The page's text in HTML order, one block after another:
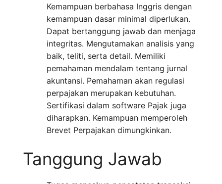
Kemampuan berbahasa Inggris dengan
kemampuan dasar minimal diperlukan.
Dapat bertanggung jawab dan menjaga
integritas. Mengutamakan analisis yang
baik, teliti, serta detail. Memiliki
pemahaman mendalam tentang jurnal
akuntansi. Pemahaman akan regulasi
perpajakan merupakan kebutuhan.
Sertifikasi dalam software Pajak juga
diharapkan. Kemampuan memperoleh
Brevet Perpajakan dimungkinkan.
Tanggung Jawab